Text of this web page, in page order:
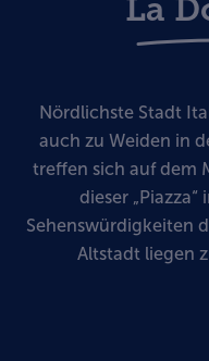
La
Nördlichste Stadt
auch zu Weiden in
treffen sich auf dem
dieser „Piazza“
Sehenswürdigkeiten
Altstadt liegen